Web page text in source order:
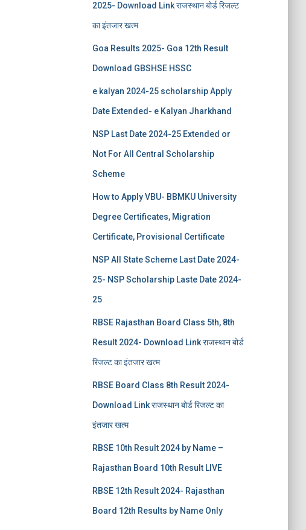
2025- Download Link राजस्थान बोर्ड रिजल्‍ट
का इंतजार खत्‍म
Goa Results 2025- Goa 12th Result
Download GBSHSE HSSC
e kalyan 2024-25 scholarship Apply
Date Extended- e Kalyan Jharkhand
NSP Last Date 2024-25 Extended or
Not For All Central Scholarship
Scheme
How to Apply VBU- BBMKU University
Degree Certificates, Migration
Certificate, Provisional Certificate
NSP All State Scheme Last Date 2024-
25- NSP Scholarship Laste Date 2024-
25
RBSE Rajasthan Board Class 5th, 8th
Result 2024- Download Link राजस्थान बोर्ड
रिजल्‍ट का इंतजार खत्‍म
RBSE Board Class 8th Result 2024-
Download Link राजस्थान बोर्ड रिजल्‍ट का
इंतजार खत्‍म
RBSE 10th Result 2024 by Name –
Rajasthan Board 10th Result LIVE
RBSE 12th Result 2024- Rajasthan
Board 12th Results by Name Only